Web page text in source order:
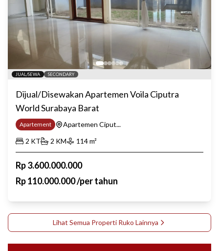
JUAL/SEWA SECONDARY
Dijual/Disewakan Apartemen Voila Ciputra
World Surabaya Barat
Apartement
Apartemen Ciput...
2 KT 2 KM 114m²
Rp3.600.000.000
Rp110.000.000/per tahun
Lihat Semua Properti Ruko Lainnya